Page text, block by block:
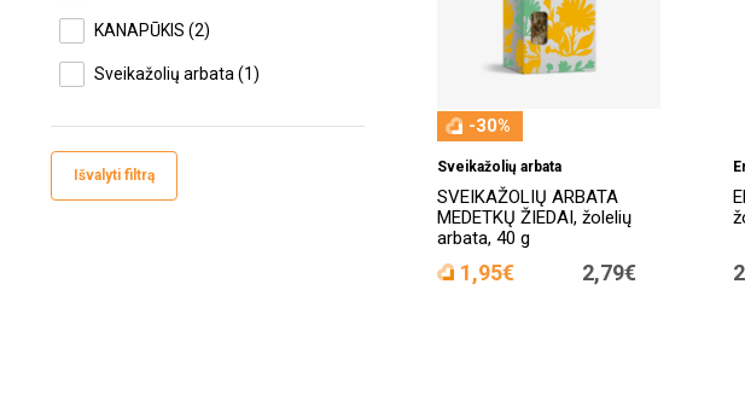
KANAPŪKIS (2)
Sveikažolių arbata (1)
Išvalyti filtrą
-30%
Sveikažolių arbata
SVEIKAŽOLIŲ ARBATA
MEDETKŲ ŽIEDAI, žolelių
arbata, 40 g
1,95€ 2,79€